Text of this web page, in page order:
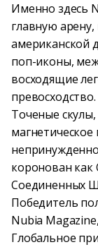
Именно здесь
главную арену,
американской
поп-иконы,
восходящие
превосходство.
Точеные
коронован
Соединенных
Победитель
Nubia
Глобальное